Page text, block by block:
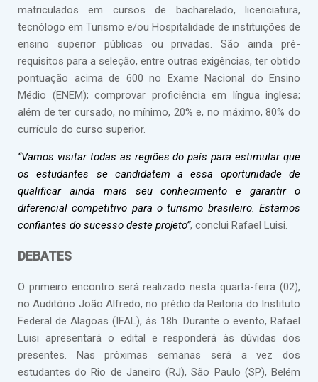
matriculados em cursos de bacharelado, licenciatura,
tecnólogo em Turismo e/ou Hospitalidade de instituições de
ensino superior públicas ou privadas. São ainda pré-
requisitos para a seleção, entre outras exigências, ter obtido
pontuação acima de 600 no Exame Nacional do Ensino
Médio (ENEM); comprovar proficiência em língua inglesa;
além de ter cursado, no mínimo, 20% e, no máximo, 80% do
currículo do curso superior.
“Vamos visitar todas as regiões do país para estimular que
os estudantes se candidatem a essa oportunidade de
qualificar ainda mais seu conhecimento e garantir o
diferencial competitivo para o turismo brasileiro. Estamos
confiantes do sucesso deste projeto”, conclui Rafael Luisi.
DEBATES
O primeiro encontro será realizado nesta quarta-feira (02),
no Auditório João Alfredo, no prédio da Reitoria do Instituto
Federal de Alagoas (IFAL), às 18h. Durante o evento, Rafael
Luisi apresentará o edital e responderá às dúvidas dos
presentes. Nas próximas semanas será a vez dos
estudantes do Rio de Janeiro (RJ), São Paulo (SP), Belém